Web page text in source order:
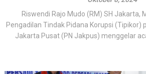
Riswendi Rajo Mudo (RM) SH Jakarta,
Pengadilan Tindak Pidana Korupsi (Tipikor)
Jakarta Pusat (PN Jakpus) menggelar